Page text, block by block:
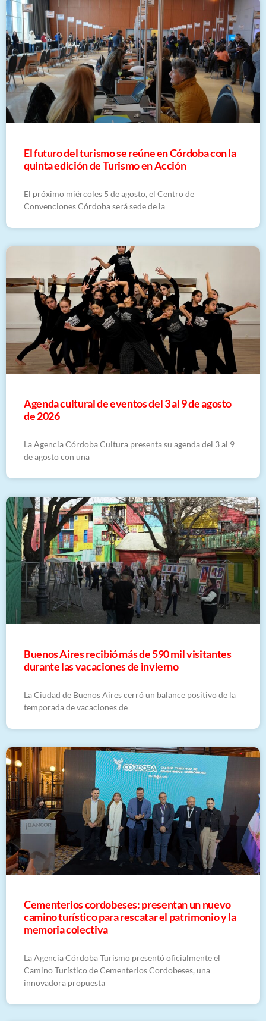
El futuro del turismo se reúne en Córdoba con la
quinta edición de Turismo en Acción
El próximo miércoles 5 de agosto, el Centro de
Convenciones Córdoba será sede de la
​Agenda cultural de eventos del 3 al 9 de agosto
de 2026
La Agencia Córdoba Cultura presenta su agenda del 3 al 9
de agosto con una
Buenos Aires recibió más de 590 mil visitantes
durante las vacaciones de invierno
La Ciudad de Buenos Aires cerró un balance positivo de la
temporada de vacaciones de
Cementerios cordobeses: presentan un nuevo
camino turístico para rescatar el patrimonio y la
memoria colectiva
La Agencia Córdoba Turismo presentó oficialmente el
Camino Turístico de Cementerios Cordobeses, una
innovadora propuesta